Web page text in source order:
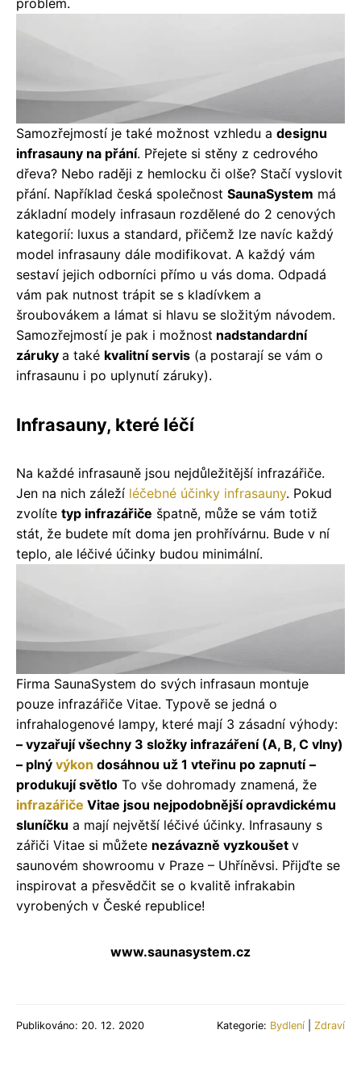
problém.
Samozřejmostí je také možnost vzhledu a designu
infrasauny na přání. Přejete si stěny z cedrového
dřeva? Nebo raději z hemlocku či olše? Stačí vyslovit
přání. Například česká společnost SaunaSystem má
základní modely infrasaun rozdělené do 2 cenových
kategorií: luxus a standard, přičemž lze navíc každý
model infrasauny dále modifikovat. A každý vám
sestaví jejich odborníci přímo u vás doma. Odpadá
vám pak nutnost trápit se s kladívkem a
šroubovákem a lámat si hlavu se složitým návodem.
Samozřejmostí je pak i možnost nadstandardní
záruky a také kvalitní servis (a postarají se vám o
infrasaunu i po uplynutí záruky).
Infrasauny, které léčí
Na každé infrasauně jsou nejdůležitější infrazářiče.
Jen na nich záleží léčebné účinky infrasauny. Pokud
zvolíte typ infrazářiče špatně, může se vám totiž
stát, že budete mít doma jen prohřívárnu. Bude v ní
teplo, ale léčivé účinky budou minimální.
Firma SaunaSystem do svých infrasaun montuje
pouze infrazářiče Vitae. Typově se jedná o
infrahalogenové lampy, které mají 3 zásadní výhody:
– vyzařují všechny 3 složky infrazáření (A, B, C vlny)
– plný výkon dosáhnou už 1 vteřinu po zapnutí –
produkují světlo To vše dohromady znamená, že
infrazářiče Vitae jsou nejpodobnější opravdickému
sluníčku a mají největší léčivé účinky. Infrasauny s
zářiči Vitae si můžete nezávazně vyzkoušet v
saunovém showroomu v Praze – Uhříněvsi. Přijďte se
inspirovat a přesvědčit se o kvalitě infrakabin
vyrobených v České republice!
www.saunasystem.cz
Publikováno: 20. 12. 2020 Kategorie: Bydlení Zdraví